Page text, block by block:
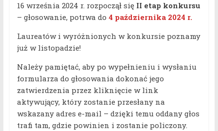
16 września 2024 r. rozpoczął sięII etap konkursu
– głosowanie, potrwa do 4 października 2024 r.
Laureatów i wyróżnionych w konkursie poznamy
już w listopadzie!
Należy pamiętać, aby po wypełnieniu i wysłaniu
formularza do głosowania dokonać jego
zatwierdzenia przez kliknięcie w link
aktywujący, który zostanie przesłany na
wskazany adres e-mail – dzięki temu oddany głos
trafi tam, gdzie powinien i zostanie policzony.